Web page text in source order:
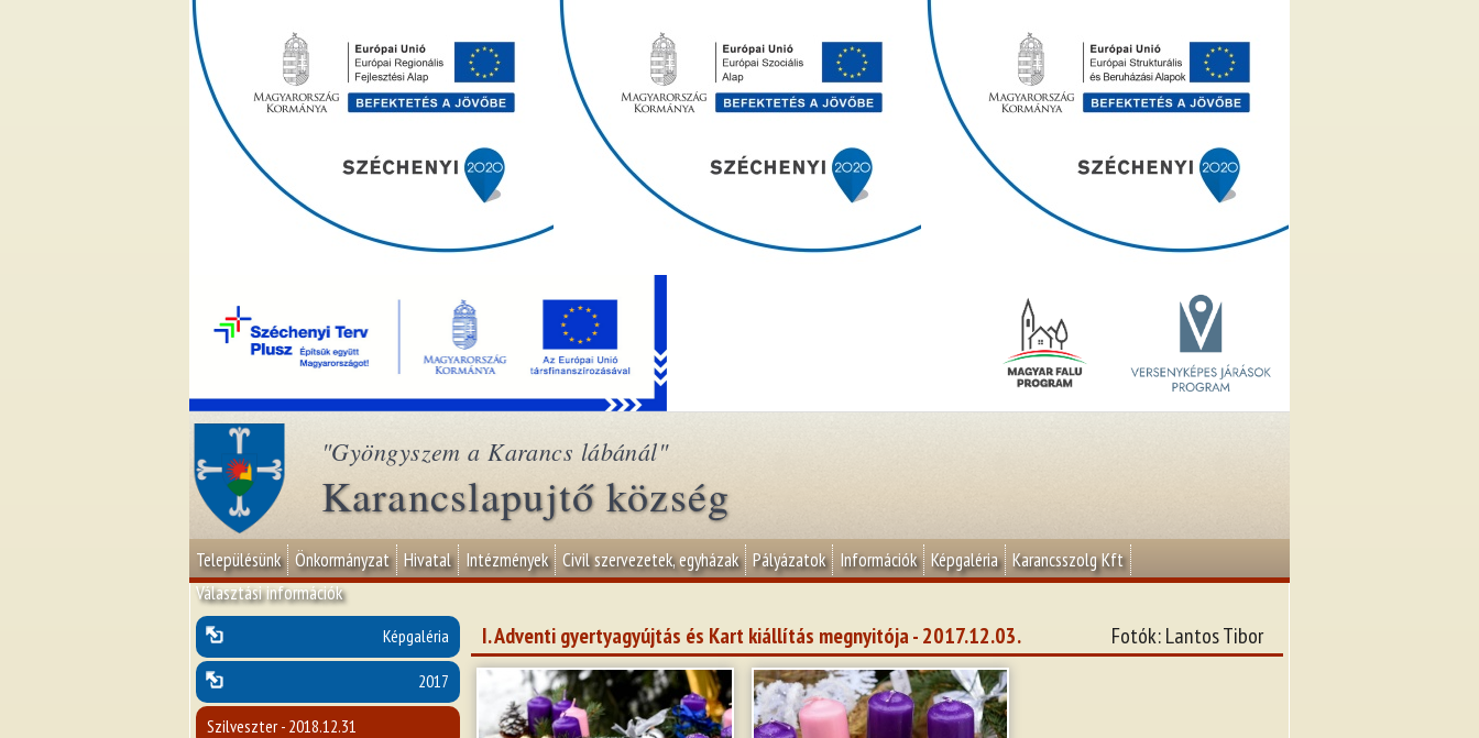
"Gyöngyszem a Karancs lábánál"
Karancslapujtő község
Településünk Önkormányzat Hivatal Intézmények Civil szervezetek, egyházak Pályázatok Információk Képgaléria Karancsszolg Kft
Választási információk
Képgaléria
2017
Szilveszter - 2018.12.31
Fotók: Lantos Tibor
I. Adventi gyertyagyújtás és Kart kiállítás megnyitója - 2017.12.03.